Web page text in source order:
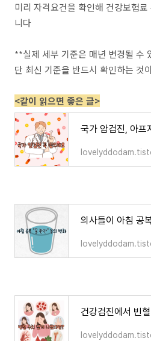
미리 자격요건을 확인해 건강보험
니다
**실제 세부 기준은 매년 변경될 수
단 최신 기준을 반드시 확인하는 것
<같이 읽으면 좋은 글>